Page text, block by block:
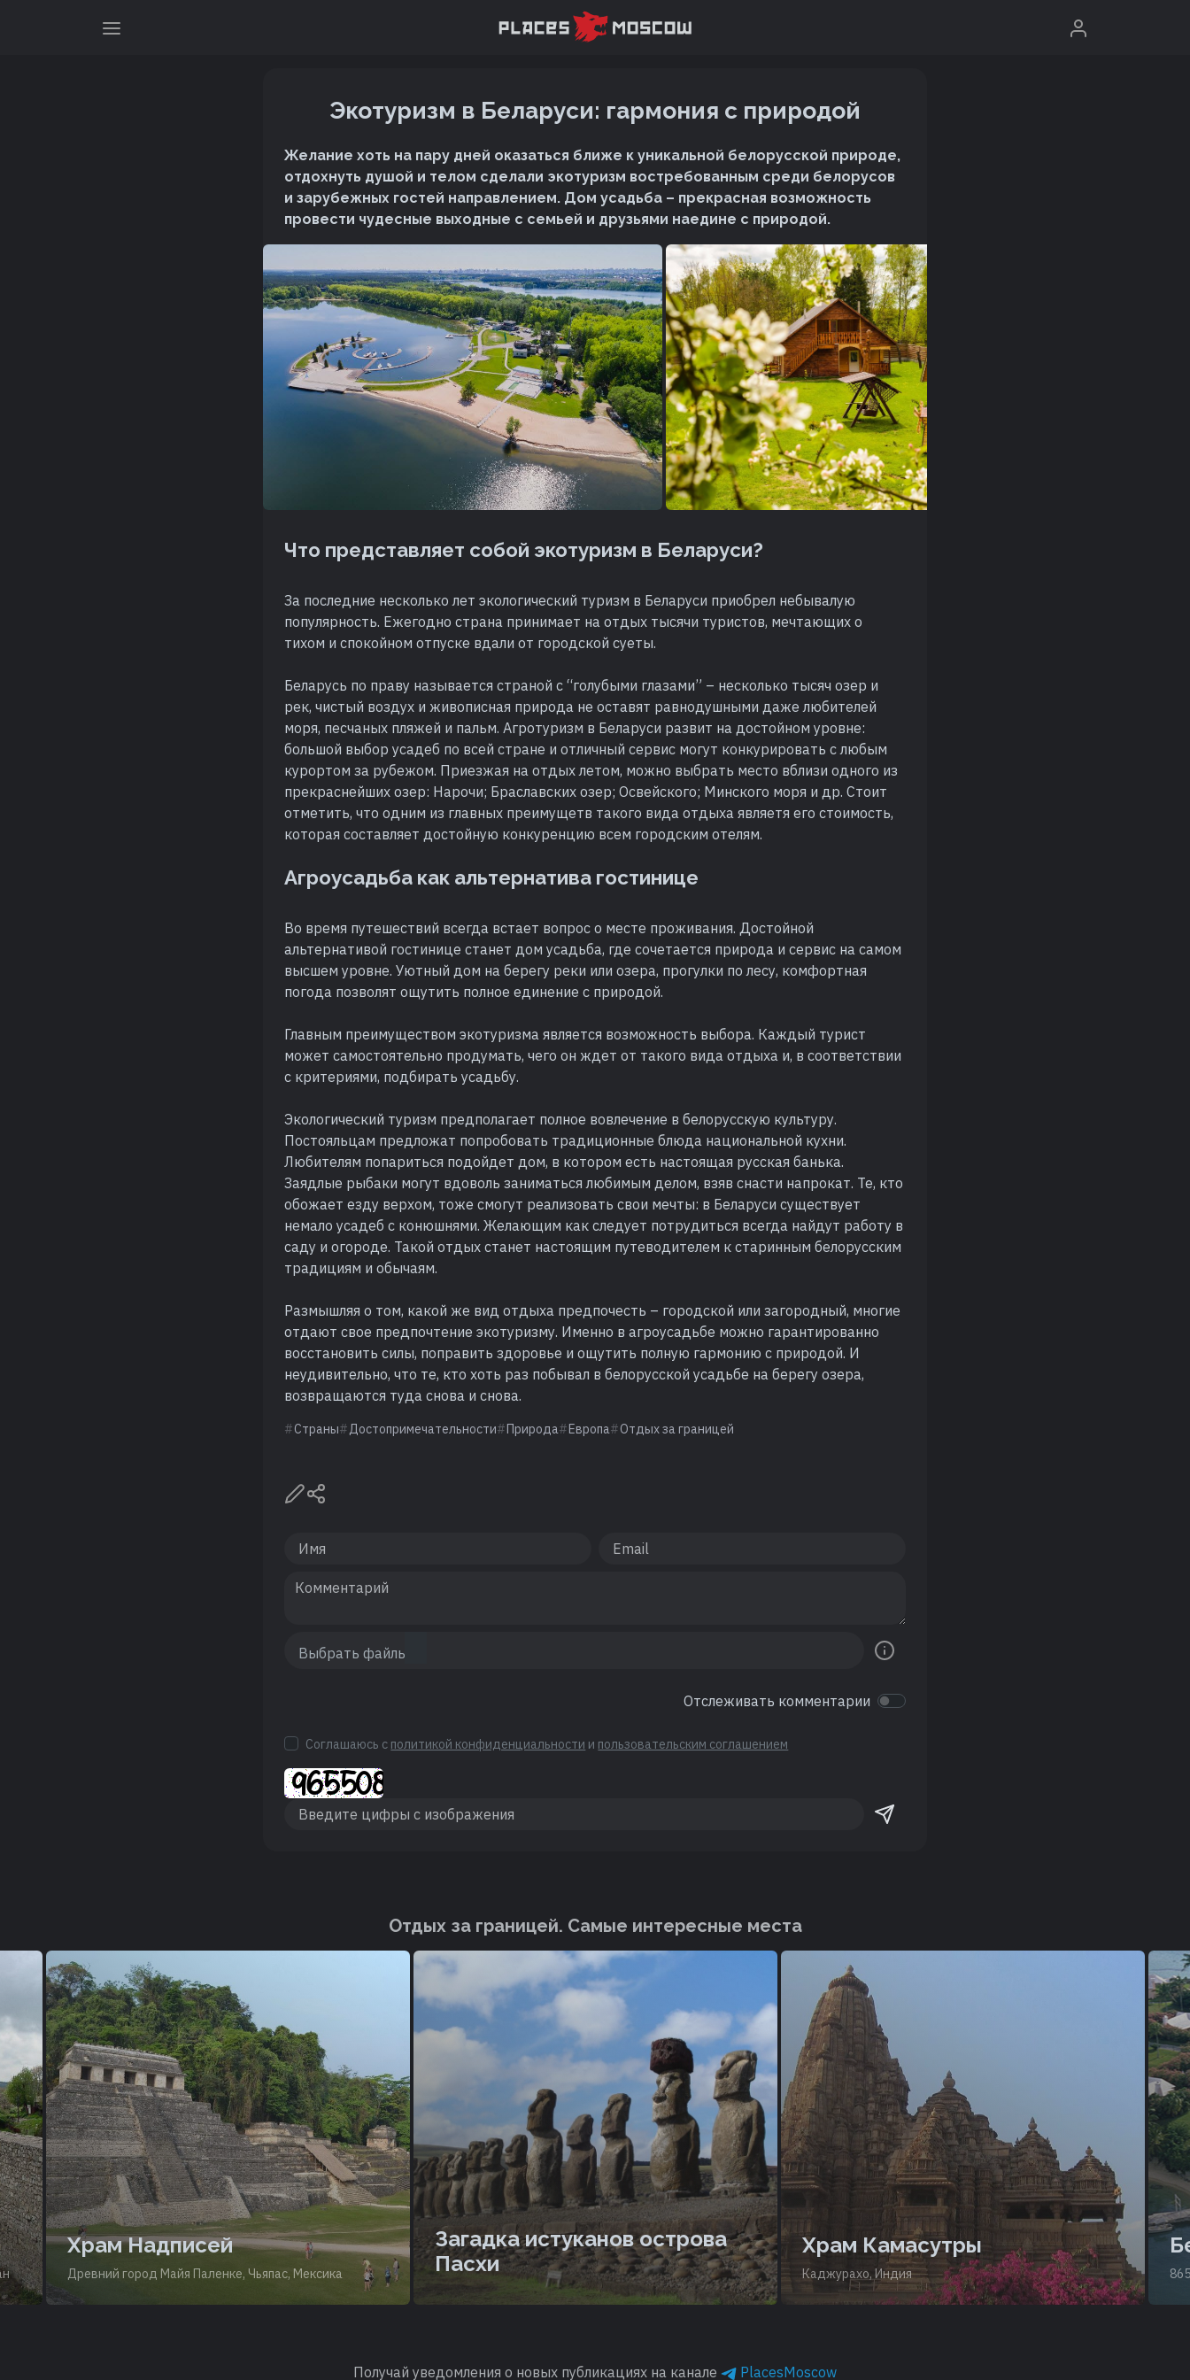
Экотуризм в Беларуси: гармония с природой
Желание хоть на пару дней оказаться ближе к уникальной белорусской природе,
отдохнуть душой и телом сделали экотуризм востребованным среди белорусов
и зарубежных гостей направлением. Дом усадьба – прекрасная возможность
провести чудесные выходные с семьей и друзьями наедине с природой.
Что представляет собой экотуризм в Беларуси?
За последние несколько лет экологический туризм в Беларуси приобрел небывалую
популярность. Ежегодно страна принимает на отдых тысячи туристов, мечтающих о
тихом и спокойном отпуске вдали от городской суеты.
Беларусь по праву называется страной с “голубыми глазами” – несколько тысяч озер и
рек, чистый воздух и живописная природа не оставят равнодушными даже любителей
моря, песчаных пляжей и пальм. Агротуризм в Беларуси развит на достойном уровне:
большой выбор усадеб по всей стране и отличный сервис могут конкурировать с любым
курортом за рубежом. Приезжая на отдых летом, можно выбрать место вблизи одного из
прекраснейших озер: Нарочи; Браславских озер; Освейского; Минского моря и др. Стоит
отметить, что одним из главных преимущетв такого вида отдыха являетя его стоимость,
которая составляет достойную конкуренцию всем городским отелям.
Агроусадьба как альтернатива гостинице
Во время путешествий всегда встает вопрос о месте проживания. Достойной
альтернативой гостинице станет дом усадьба, где сочетается природа и сервис на самом
высшем уровне. Уютный дом на берегу реки или озера, прогулки по лесу, комфортная
погода позволят ощутить полное единение с природой.
Главным преимуществом экотуризма является возможность выбора. Каждый турист
может самостоятельно продумать, чего он ждет от такого вида отдыха и, в соответствии
с критериями, подбирать усадьбу.
Экологический туризм предполагает полное вовлечение в белорусскую культуру.
Постояльцам предложат попробовать традиционные блюда национальной кухни.
Любителям попариться подойдет дом, в котором есть настоящая русская банька.
Заядлые рыбаки могут вдоволь заниматься любимым делом, взяв снасти напрокат. Те, кто
обожает езду верхом, тоже смогут реализовать свои мечты: в Беларуси существует
немало усадеб с конюшнями. Желающим как следует потрудиться всегда найдут работу в
саду и огороде. Такой отдых станет настоящим путеводителем к старинным белорусским
традициям и обычаям.
Размышляя о том, какой же вид отдыха предпочесть – городской или загородный, многие
отдают свое предпочтение экотуризму. Именно в агроусадьбе можно гарантированно
восстановить силы, поправить здоровье и ощутить полную гармонию с природой. И
неудивительно, что те, кто хоть раз побывал в белорусской усадьбе на берегу озера,
возвращаются туда снова и снова.
Страны Достопримечательности Природа Европа Отдых за границей
Отслеживать комментарии
Соглашаюсь с политикой конфиденциальности и пользовательским соглашением
Отдых за границей. Cамые интересные места
Храм Надписей
Древний город Майя Паленке, Чьяпас, Мексика
Загадка истуканов острова
Пасхи
Храм Камасутры
Каджурахо, Индия
Получай уведомления о новых публикациях на канале PlacesMoscow